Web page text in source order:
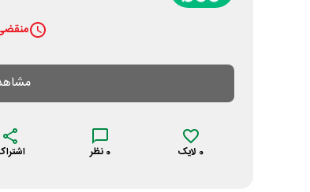
0 لایک 0 نظر